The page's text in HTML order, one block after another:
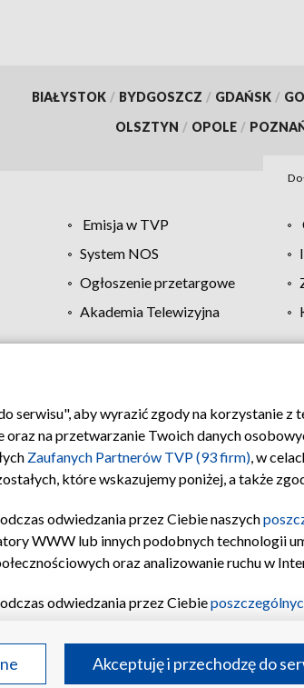
BIAŁYSTOK / BYDGOSZCZ / GDAŃSK /
OLSZTYN / OPOLE /
Emisja w TVP
System NOS
Ogłoszenie przetargowe
Akademia Telewizyjna
Regulamin TVP Polityka prywatności
serwisu", aby wyrazić zgody na korzystanie
na przetwarzanie Twoich danych
Zaufanych Partnerów TVP (93 firm), w
które wskazujemy poniżej, a także
odwiedzania przez Ciebie naszych
WWW lub innych podobnych technologii
oraz analizowanie ruchu w
odwiedzania przez Ciebie
celów i funkcji: przechowywania
reklam, tworzenia profilu
Akceptuję i przechodzę do